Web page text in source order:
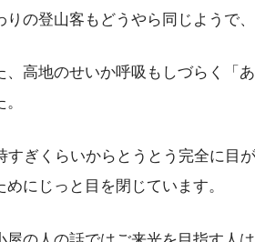
りの登山客もどうやら同じようで
、高地のせいか呼吸もしづらく「
すぎくらいからとうとう完全に目
めにじっと目を閉じています。